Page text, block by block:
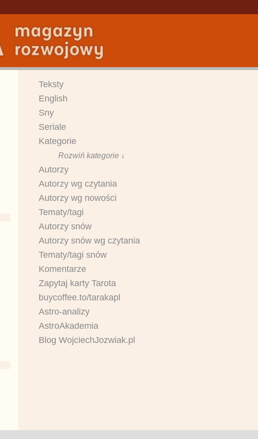
Teksty
English
Sny
Seriale
Kategorie
Rozwiń kategorie ↓
Autorzy
Autorzy wg czytania
Autorzy wg nowości
Tematy/tagi
Autorzy snów
Autorzy snów wg czytania
Tematy/tagi snów
Komentarze
Zapytaj karty Tarota
buycoffee.to/tarakapl
Astro-analizy
AstroAkademia
Blog WojciechJozwiak.pl